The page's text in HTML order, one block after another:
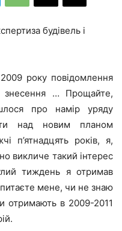
будівель і
року повідомлення
знесення … Прощайте,
про намір уряду
над новим планом
п’ятнадцять років, я,
викличе такий інтерес
тиждень я отримав
мене, чи не знаю
отримають в 2009-2011